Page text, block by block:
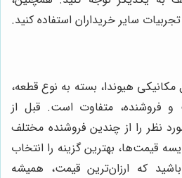
سایر خریداران استفاده کنید.
هیوندا، بسته به نوع قطعه،
و فروشنده، متفاوت است. قبل از
نظر را از چندین فروشنده مختلف
قیمت‌ها، بهترین گزینه را انتخاب
که ارزان‌ترین قیمت، همیشه